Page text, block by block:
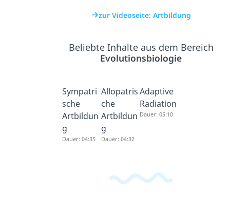
zur Videoseite: Artbildung
Beliebte Inhalte aus dem Bereich
Evolutionsbiologie
Sympatri
sche
Artbildun
g
Dauer: 04:35
Allopatris
che
Artbildun
g
Dauer: 04:32
Adaptive
Radiation
Dauer: 05:10